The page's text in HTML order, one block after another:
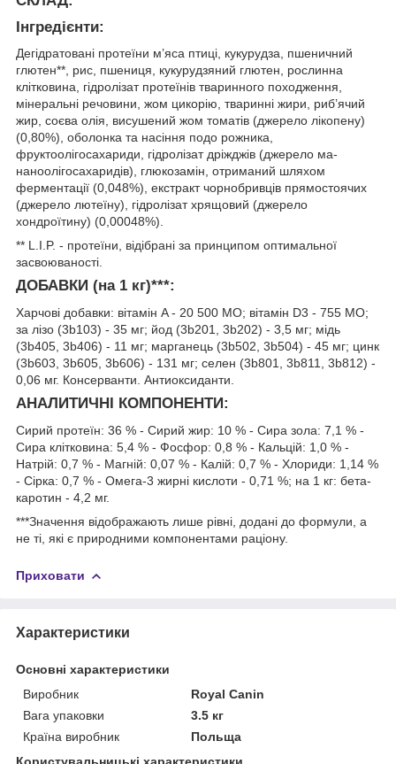
Інгредієнти:
Дегідратовані протеїни м’яса птиці, кукурудза, пшеничний
глютен**, рис, пшениця, кукурудзяний глютен, рослинна
клітковина, гідролізат протеїнів тваринного походження,
мінеральні речовини, жом цикорію, тваринні жири, риб’ячий
жир, соєва олія, висушений жом томатів (джерело лікопену)
(0,80%), оболонка та насіння подо­ рожника,
фруктоолiгосахариди, гідролізат дріжджів (джерело ма­
наноолігосахаридів), глюкозамін, отриманий шляхом
ферментації (0,048%), екстракт чорнобривців прямостоячих
(джерело лютеїну), гідролізат хрящовий (джерело
хондроїтину) (0,00048%).
** L.I.P. - протеїни, відібрані за принципом оптимальної
засвоюваності.
ДОБАВКИ (на 1 кг)***:
Харчові добавки: вітамін A - 20 500 MO; вітамін D3 - 755 MO;
за­ лiзо (3b103) - 35 мг; йод (3b201, 3b202) - 3,5 мг; мiдь
(3b405, 3b406) - 11 мг; марганець (3b502, 3b504) - 45 мг; цинк
(3b603, 3b605, 3b606) - 131 мг; селен (3b801, 3b811, 3b812) -
0,06 мг. Консерванти. Aнтиоксиданти.
АНАЛИТИЧНІ КОМПОНЕНТИ:
Сирий протеїн: 36 % - Сирий жир: 10 % - Сира зола: 7,1 % -
Сира клітковина: 5,4 % - Фосфор: 0,8 % - Кальцій: 1,0 % -
Натрій: 0,7 % - Магній: 0,07 % - Калій: 0,7 % - Хлориди: 1,14 %
- Сірка: 0,7 % - Омега-3 жирні кислоти - 0,71 %; на 1 кг: бета-
каротин - 4,2 мг.
***Значення відображають лише рівні, додані до формули, а
не ті, які є природними компонентами раціону.
Приховати
Характеристики
Основні характеристики
Виробник
Royal Canin
Вага упаковки
3.5 кг
Країна виробник
Польща